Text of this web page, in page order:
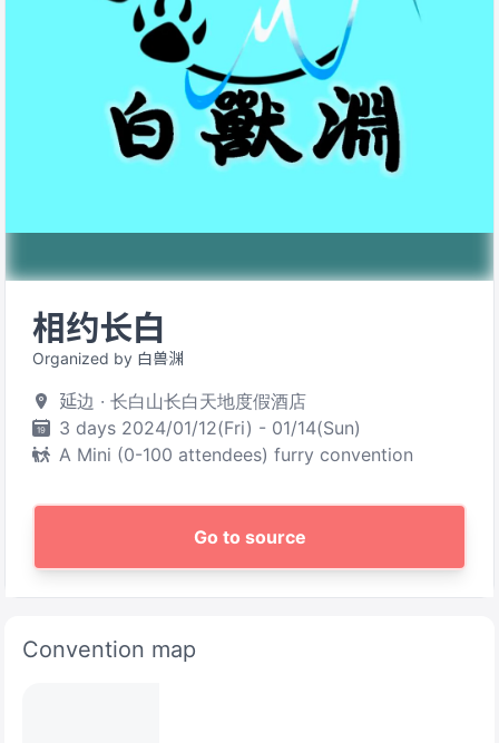
相约长白
Organized by 白兽渊
延边 · 长白山长白天地度假酒店
3 days 2024/01/12(Fri) - 01/14(Sun)
A Mini (0-100 attendees) furry convention
Go to source
Convention map